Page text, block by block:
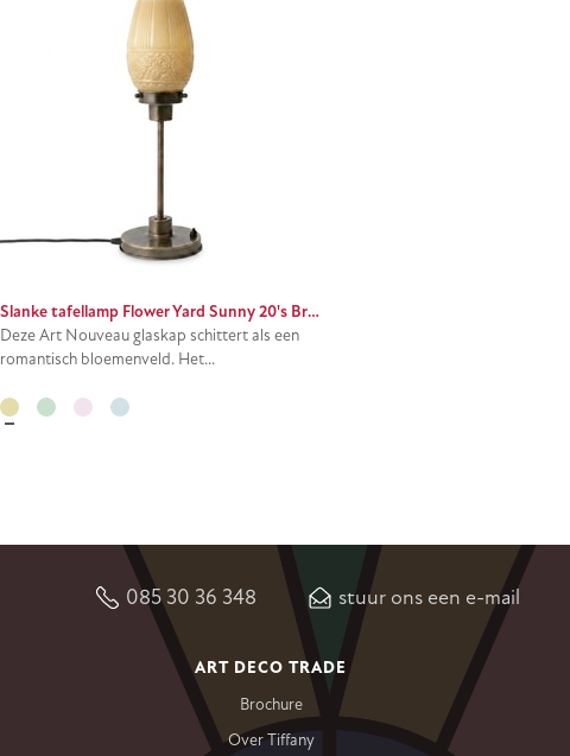
Slanke tafellamp Flower Yard Sunny 20's Brons
Deze Art Nouveau glaskap schittert als een
romantisch bloemenveld. Het...
085 30 36 348 stuur ons een e-mail
ART DECO TRADE
Brochure
Over Tiffany